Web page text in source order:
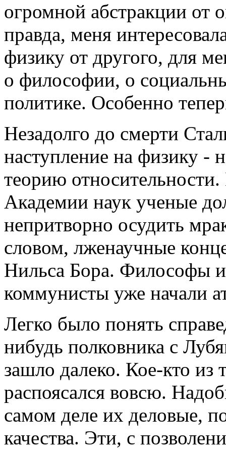
огромной абстракции
правда, меня
физику от другого, для
о философии, о
политике. Особенно
Незадолго до смерти
наступление на физику -
теорию
Академии наук ученые
непритворно осудить
словом, лженаучные
Нильса Бора. Философы
коммунисты уже начали
Легко было понять
нибудь полковника с
зашло далеко. Кое-кто
распоясался вовсю.
самом деле их деловые,
качества. Эти, с